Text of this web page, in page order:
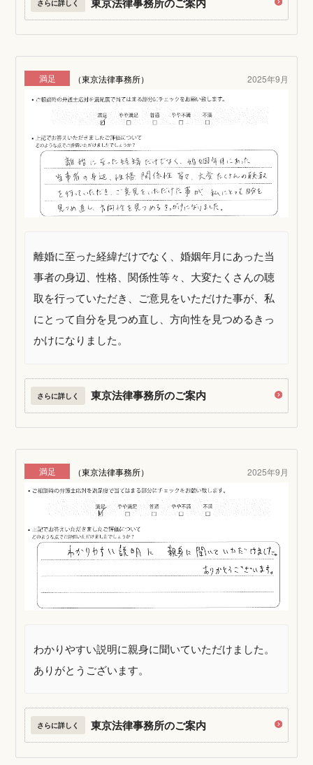
さらに詳しく
満足 （東京法律事務所） 2025年9月
離婚に至った経緯だけでなく、婚姻年月にあった当
事者の身辺、性格、関係性等々、大変たくさんの聴
取を行っていただき、ご意見をいただけた事が、私
にとって自分を見つめ直し、方向性を見つめるきっ
かけになりました。
さらに詳しく 東京法律事務所のご案内
満足 （東京法律事務所） 2025年9月
わかりやすい説明に親身に聞いていただけました。
ありがとうございます。
さらに詳しく 東京法律事務所のご案内